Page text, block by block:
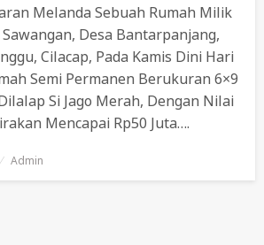
Melanda Sebuah Rumah Milik
Desa Bantarpanjang,
Cilacap, Pada Kamis Dini Hari
Semi Permanen Berukuran 6×9
Si Jago Merah, Dengan Nilai
Mencapai Rp50 Juta….
Admin